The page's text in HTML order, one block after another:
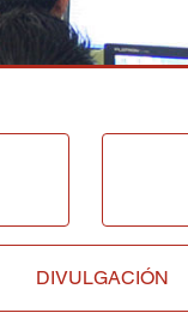
DIVULGACIÓN